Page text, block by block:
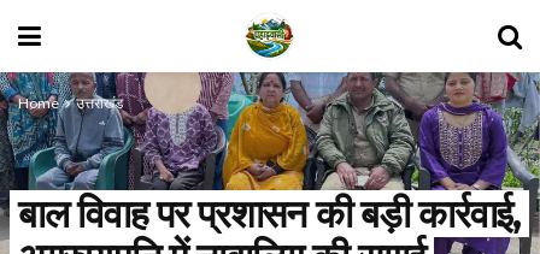
Home उत्तराखंड
बाल विवाह पर प्रशासन की बड़ी कार्रवाई,